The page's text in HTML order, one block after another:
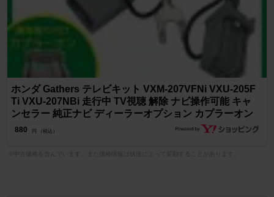
ホンダ Gathers テレビキット VXM-207VFNi VXU-205F
Ti VXU-207NBi 走行中 TV視聴 解除 ナビ操作可能 キャ
ンセラー 純正ナビ ディーラーオプション カプラーオン
880 円 （税込）